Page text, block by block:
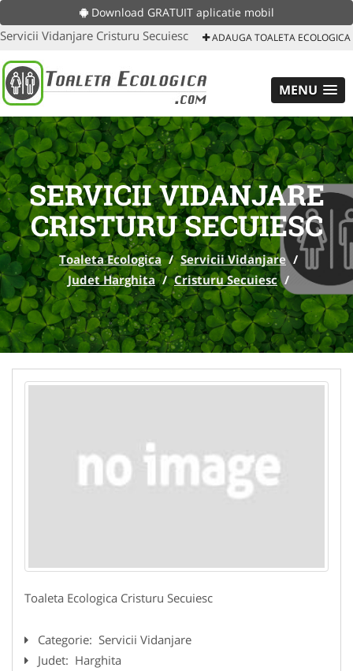
Download GRATUIT aplicatie mobil
Servicii Vidanjare Cristuru Secuiesc ADAUGA TOALETA ECOLOGICA
MENU
SERVICII VIDANJARE
CRISTURU SECUIESC
Toaleta Ecologica / Servicii Vidanjare /
Judet Harghita / Cristuru Secuiesc /
Toaleta Ecologica Cristuru Secuiesc
Categorie: Servicii Vidanjare
Judet: Harghita